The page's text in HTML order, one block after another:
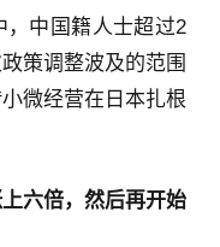
，中国籍人士超过2
策调整波及的范围
微经营在日本扎根
六倍，然后再开始